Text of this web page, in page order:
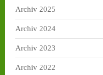
Archiv 2025
Archiv 2024
Archiv 2023
Archiv 2022